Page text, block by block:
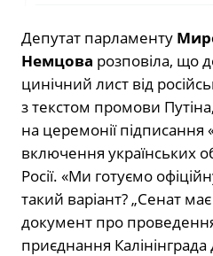
Депутат парламенту
Немцова розповіла, що
цинічний лист від
з текстом промови
на церемонії підписання
включення українських
Росії. «Ми готуємо
такий варіант? „Сенат
документ про
приєднання Калінінграда